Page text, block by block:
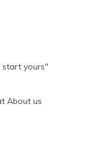
start yours"
About us